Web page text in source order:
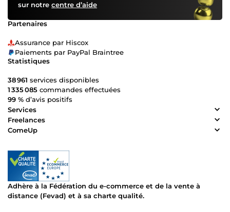
sur notre centre d’aide
Partenaires
Assurance par Hiscox
Paiements par PayPal Braintree
Statistiques
38 961 services disponibles
1 335 085 commandes effectuées
99 % d’avis positifs
Services
Freelances
ComeUp
Adhère à la Fédération du e-commerce et de la vente à
distance (Fevad) et à sa charte qualité.